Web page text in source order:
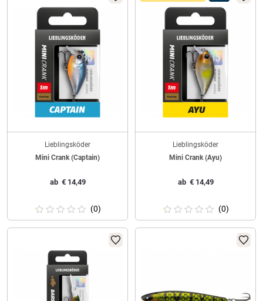
Lieblingsköder
Mini Crank (Captain)
ab €14,49
(0)
Lieblingsköder
Mini Crank (Ayu)
ab €14,49
(0)